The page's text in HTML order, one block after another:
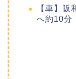
【車】
へ約10分